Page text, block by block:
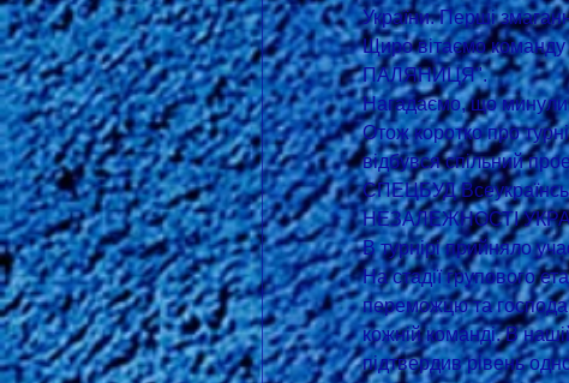
України. Перші
Щиро вітаємо команду
ПАЛЯНИЦЯ".
Нагадаємо, що минулий
Отож коротко про
відбувся спільний
СПЕЦБУД
НЕЗАЛЕЖНОСТІ
В турнірі прийняло
На стадії групового
переможцю та
кожній команді. В
підтвердив рівень